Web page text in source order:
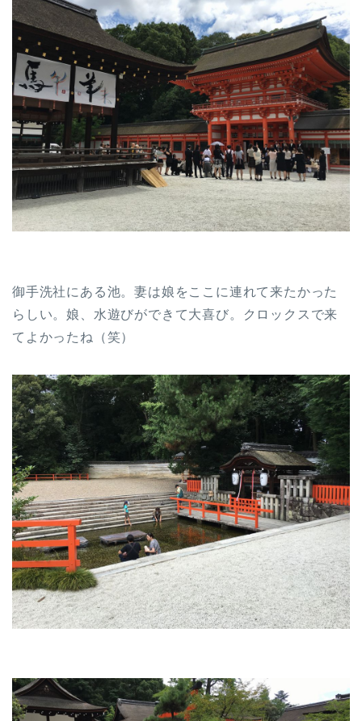
御手洗社にある池。妻は娘をここに連れて来たかった
らしい。娘、水遊びができて大喜び。クロックスで来
てよかったね（笑）